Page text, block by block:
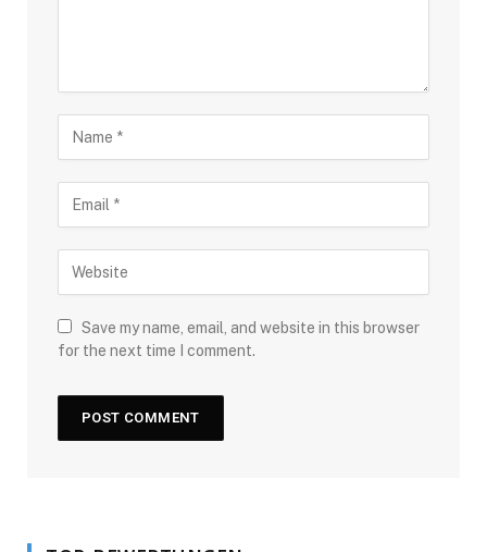
Save my name, email, and website in this browser
for the next time I comment.